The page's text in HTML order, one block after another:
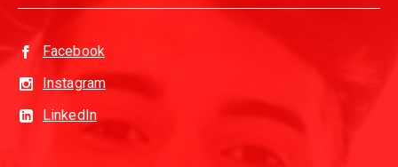
Facebook
Instagram
LinkedIn